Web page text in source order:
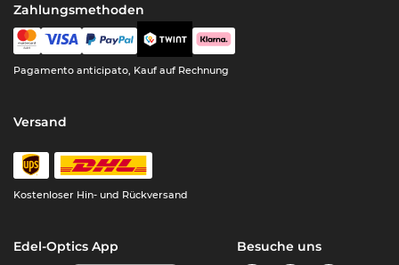
Zahlungsmethoden
Pagamento anticipato, Kauf auf Rechnung
Versand
Kostenloser Hin- und Rückversand
Edel-Optics App Besuche uns